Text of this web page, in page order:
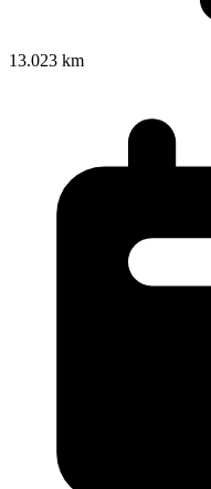
13.023 km